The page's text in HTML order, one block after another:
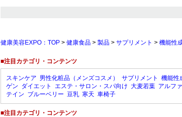
健康美容EXPO：TOP > 健康食品 > 製品 > サプリメント > 機能性
■注目カテゴリ・コンテンツ
スキンケア 男性化粧品（メンズコスメ） サプリメント 機能性
ゲン ダイエット エステ・サロン・スパ向け 大麦若葉 アルフ
テイン ブルーベリー 豆乳 寒天 車椅子
■注目カテゴリ・コンテンツ